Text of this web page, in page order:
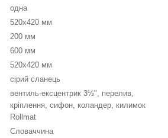
одна
520х420 мм
200 мм
600 мм
520x420 мм
сірий сланець
вентиль-ексцентрик 3½", перелив,
кріплення, сифон, коландер, килимок
Rollmat
Словаччина